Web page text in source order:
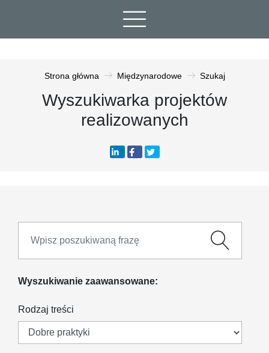
Strona główna Międzynarodowe Szukaj
Wyszukiwarka projektów
realizowanych
Wyszukiwanie zaawansowane:
Rodzaj treści